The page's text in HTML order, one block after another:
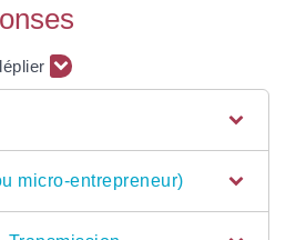
micro-entrepreneur)